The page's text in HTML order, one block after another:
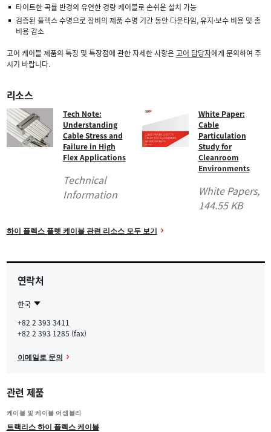
타이트한 곡률 반경의 유연한 경량 케이블로 손쉬운 설치 가능
검증된 플렉스 수명으로 장비의 제품 수명 기간 동안 다운타임, 유지·보수 비용 및 총
비용 감소
고어 케이블 제품의 특징 및 특장점에 관한 자세한 사항은고어 담당자에게 문의하여 주
시기 바랍니다.
리소스
Tech Note:
Understanding
Cable Stress and
Failure in High
Flex Applications
Technical
Information
White Paper:
Cable
Particulation
Study for
Cleanroom
Environments
White Papers,
144.55 KB
하이 플렉스 플렛 케이블 관련 리소스 모두 보기
연락처
한국
Contact
Region
한
국
+82 2 393 3411
+82 2 393 1285 (fax)
이메일로 문의
관련 제품
케이블 및 케이블 어셈블리
트랙리스 하이 플렉스 케이블